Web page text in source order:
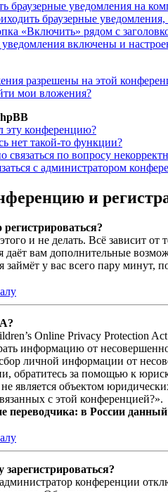
браузерные уведомления на
браузерные
«Включить» рядом с
уведомления включены и
разрешены на этой
мои вложения?
эту конференцию?
нет такой-то функции?
по вопросу
с администратором
и
и не делать. Всё зависит
даёт вам дополнительные
займёт у вас всего пару минут,
Online Privacy Protection
информацию от
личной информации от
обратитесь за помощью к
является объектом
с этой конференцией?».
переводчика: в России
конференции